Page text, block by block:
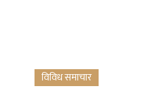
विविध समाचार